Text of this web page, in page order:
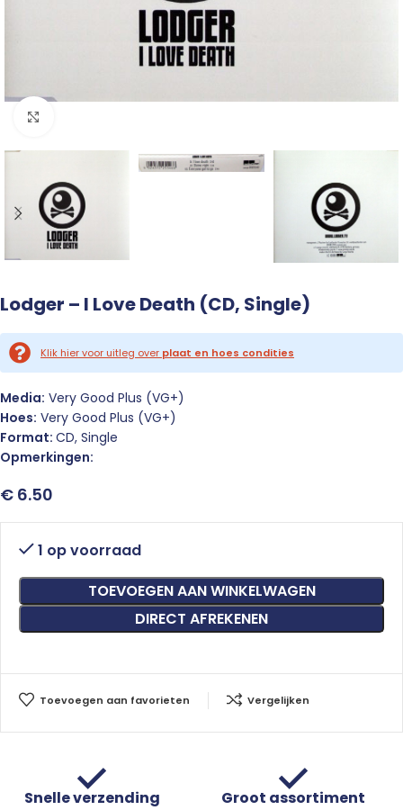
Lodger – I Love Death (CD, Single)
Klik hier voor uitleg over plaat en hoes condities
Media: Very Good Plus (VG+)
Hoes: Very Good Plus (VG+)
Format: CD, Single
Opmerkingen:
€ 6.50
1 op voorraad
TOEVOEGEN AAN WINKELWAGEN
DIRECT AFREKENEN
Toevoegen aan favorieten Vergelijken
Snelle verzending Groot assortiment